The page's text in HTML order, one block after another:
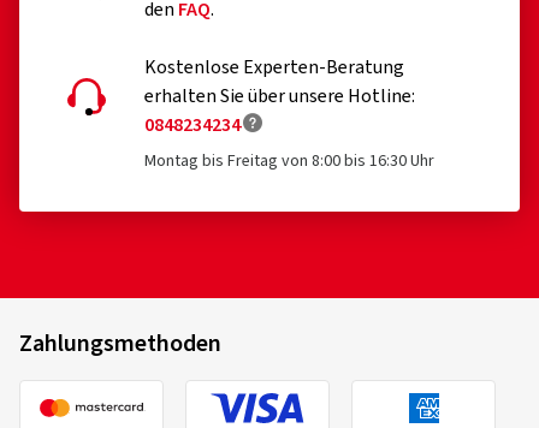
den FAQ.
Kostenlose Experten-Beratung
erhalten Sie über unsere Hotline:
0848234234
Montag bis Freitag von 8:00 bis 16:30 Uhr
Zahlungsmethoden